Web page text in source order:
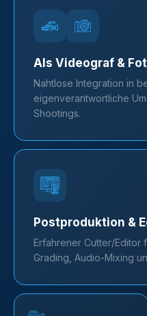
Als Videograf &
Nahtlose Integration in
eigenverantwortliche
Shootings.
Postproduktion &
Erfahrener Cutter/Editor
Grading, Audio-Mixing